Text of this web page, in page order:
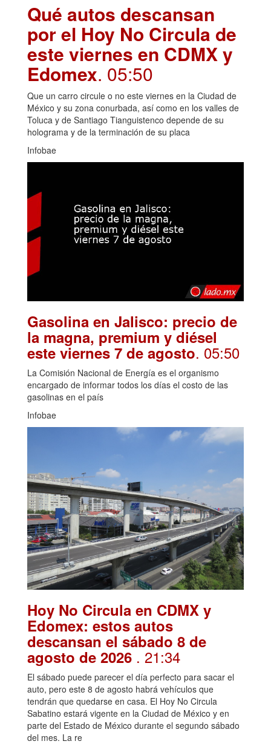
Qué autos descansan
por el Hoy No Circula de
este viernes en CDMX y
Edomex. 05:50
Que un carro circule o no este viernes en la Ciudad de
México y su zona conurbada, así como en los valles de
Toluca y de Santiago Tianguistenco depende de su
holograma y de la terminación de su placa
Infobae
Gasolina en Jalisco: precio de
la magna, premium y diésel
este viernes 7 de agosto. 05:50
La Comisión Nacional de Energía es el organismo
encargado de informar todos los días el costo de las
gasolinas en el país
Infobae
Hoy No Circula en CDMX y
Edomex: estos autos
descansan el sábado 8 de
agosto de 2026 . 21:34
El sábado puede parecer el día perfecto para sacar el
auto, pero este 8 de agosto habrá vehículos que
tendrán que quedarse en casa. El Hoy No Circula
Sabatino estará vigente en la Ciudad de México y en
parte del Estado de México durante el segundo sábado
del mes. La re